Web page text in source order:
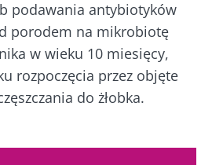
podawania antybiotyków
porodem na mikrobiotę
w wieku 10 miesięcy,
rozpoczęcia przez objęte
do żłobka.
i opuszczać naszą
Essential”, aby być na
informacjami o
inne wiadomości z
i akceptujęogólne warunki
ochrony danych